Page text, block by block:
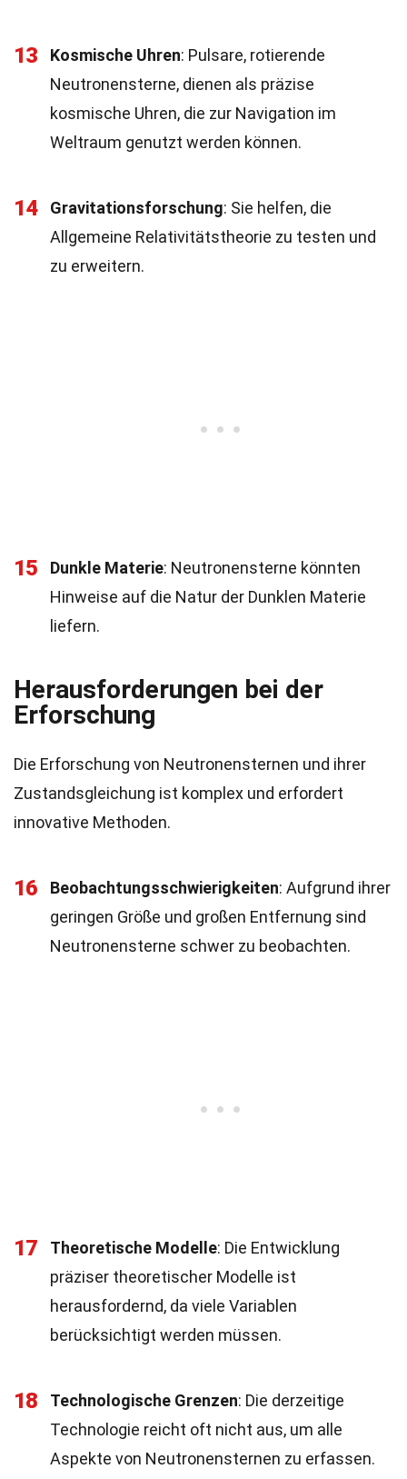
13 Kosmische Uhren: Pulsare, rotierende
Neutronensterne, dienen als präzise
kosmische Uhren, die zur Navigation im
Weltraum genutzt werden können.
14 Gravitationsforschung: Sie helfen, die
Allgemeine Relativitätstheorie zu testen und
zu erweitern.
15 Dunkle Materie: Neutronensterne könnten
Hinweise auf die Natur der Dunklen Materie
liefern.
Herausforderungen bei der
Erforschung
Die Erforschung von Neutronensternen und ihrer
Zustandsgleichung ist komplex und erfordert
innovative Methoden.
16 Beobachtungsschwierigkeiten: Aufgrund ihrer
geringen Größe und großen Entfernung sind
Neutronensterne schwer zu beobachten.
17 Theoretische Modelle: Die Entwicklung
präziser theoretischer Modelle ist
herausfordernd, da viele Variablen
berücksichtigt werden müssen.
18 Technologische Grenzen: Die derzeitige
Technologie reicht oft nicht aus, um alle
Aspekte von Neutronensternen zu erfassen.